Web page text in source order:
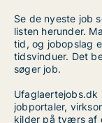
Se de nyeste job
listen herunder.
tid, og jobopslag
tidsvinduer. Det
søger job.
Ufaglaertejobs.dk
jobportaler,
kilder på tværs af